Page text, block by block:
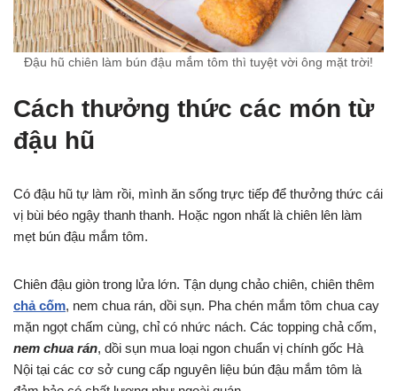
Đậu hũ chiên làm bún đậu mắm tôm thì tuyệt vời ông mặt trời!
Cách thưởng thức các món từ
đậu hũ
Có đậu hũ tự làm rồi, mình ăn sống trực tiếp để thưởng thức cái
vị bùi béo ngậy thanh thanh. Hoặc ngon nhất là chiên lên làm
mẹt bún đậu mắm tôm.
Chiên đậu giòn trong lửa lớn. Tận dụng chảo chiên, chiên thêm
chả cốm, nem chua rán, dồi sụn. Pha chén mắm tôm chua cay
mặn ngọt chấm cùng, chỉ có nhức nách. Các topping chả cốm,
nem chua rán, dồi sụn mua loại ngon chuẩn vị chính gốc Hà
Nội tại các cơ sở cung cấp nguyên liệu bún đậu mắm tôm là